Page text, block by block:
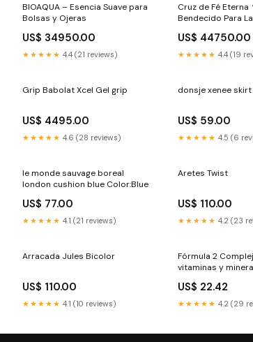
BIOAQUA – Esencia Suave para
Bolsas y Ojeras
US$ 34950.00
★★★★★ 4.4 (21 reviews)
Cruz de Fé
Bendecido Para
US$ 44750.00
★★★★★ 4.4 (19
Grip Babolat Xcel Gel grip
US$ 4495.00
★★★★★ 4.6 (28 reviews)
donsje xenee
US$ 59.00
★★★★★ 4.5 (6
le monde sauvage boreal
london cushion blue Color:Blue
US$ 77.00
★★★★★ 4.1 (21 reviews)
Aretes Twist
US$ 110.00
★★★★★ 4.2 (23
Arracada Jules Bicolor
US$ 110.00
★★★★★ 4.1 (10 reviews)
Fórmula 2
vitaminas y
US$ 22.42
★★★★★ 4.2 (29